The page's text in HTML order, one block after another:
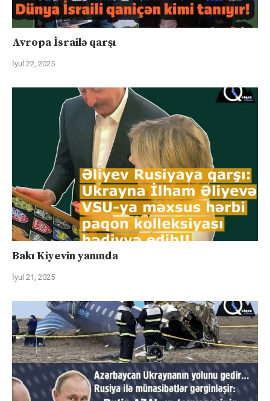
Avropa İsrailə qarşı
İyul 22, 2025
Bakı Kiyevin yanında
İyul 21, 2025